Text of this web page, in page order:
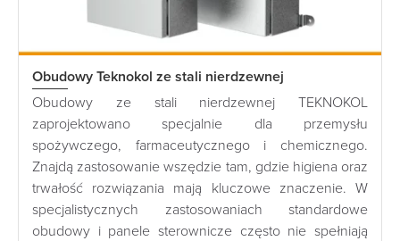
Obudowy Teknokol ze stali nierdzewnej
Obudowy ze stali nierdzewnej TEKNOKOL
zaprojektowano specjalnie dla przemysłu
spożywczego, farmaceutycznego i chemicznego.
Znajdą zastosowanie wszędzie tam, gdzie higiena oraz
trwałość rozwiązania mają kluczowe znaczenie. W
specjalistycznych zastosowaniach standardowe
obudowy i panele sterownicze często nie spełniają